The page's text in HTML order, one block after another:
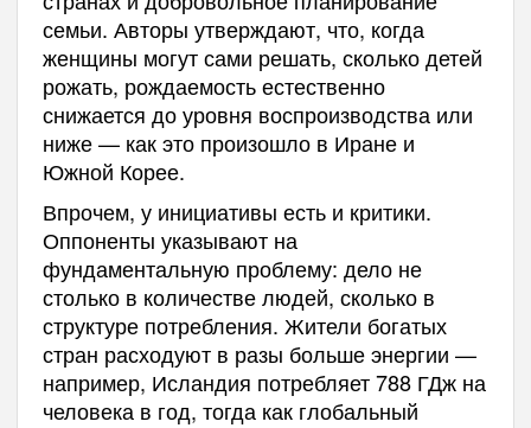
семьи. Авторы утверждают, что, когда
женщины могут сами решать, сколько детей
рожать, рождаемость естественно
снижается до уровня воспроизводства или
ниже — как это произошло в Иране и
Южной Корее.
Впрочем, у инициативы есть и критики.
Оппоненты указывают на
фундаментальную проблему: дело не
столько в количестве людей, сколько в
структуре потребления. Жители богатых
стран расходуют в разы больше энергии —
например, Исландия потребляет 788 ГДж на
человека в год, тогда как глобальный